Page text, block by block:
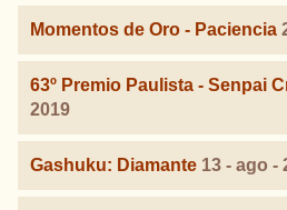
Momentos de Oro - Paciencia
63º Premio Paulista - Senpai
2019
Gashuku: Diamante 13 - ago -